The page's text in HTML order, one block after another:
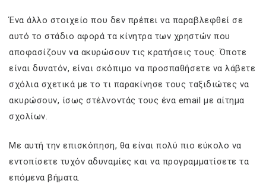
Ένα άλλο στοιχείο που δεν πρέπει να παραβλεφθεί σε
αυτό το στάδιο αφορά τα κίνητρα των χρηστών που
αποφασίζουν να ακυρώσουν τις κρατήσεις τους. Όποτε
είναι δυνατόν, είναι σκόπιμο να προσπαθήσετε να λάβετε
σχόλια σχετικά με το τι παρακίνησε τους ταξιδιώτες να
ακυρώσουν, ίσως στέλνοντάς τους ένα email με αίτημα
σχολίων.
Με αυτή την επισκόπηση, θα είναι πολύ πιο εύκολο να
εντοπίσετε τυχόν αδυναμίες και να προγραμματίσετε τα
επόμενα βήματα.